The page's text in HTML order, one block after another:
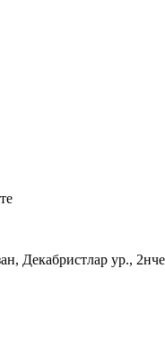
Декабристлар ур.,